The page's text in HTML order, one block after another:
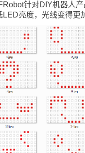
针对DIY机器人
亮度，光线变得更